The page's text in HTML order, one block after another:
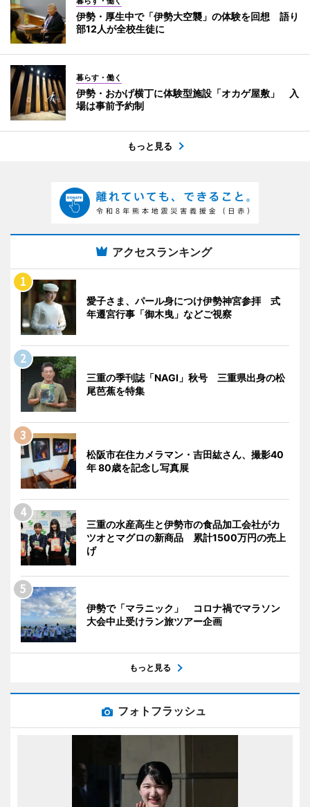
伊勢・厚生中で「伊勢大空襲」の体験を回想 語り
部12人が全校生徒に
暮らす・働く
伊勢・おかげ横丁に体験型施設「オカゲ屋敷」 入
場は事前予約制
もっと見る
アクセスランキング
愛子さま、パール身につけ伊勢神宮参拝 式
年遷宮行事「御木曳」などご視察
三重の季刊誌「NAGI」秋号 三重県出身の松
尾芭蕉を特集
松阪市在住カメラマン・吉田紘さん、撮影40
年 80歳を記念し写真展
三重の水産高生と伊勢市の食品加工会社がカ
ツオとマグロの新商品 累計1500万円の売上
げ
伊勢で「マラニック」 コロナ禍でマラソン
大会中止受けラン旅ツアー企画
もっと見る
フォトフラッシュ